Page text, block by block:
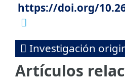
https://doi.org/
Investigación
Artículos